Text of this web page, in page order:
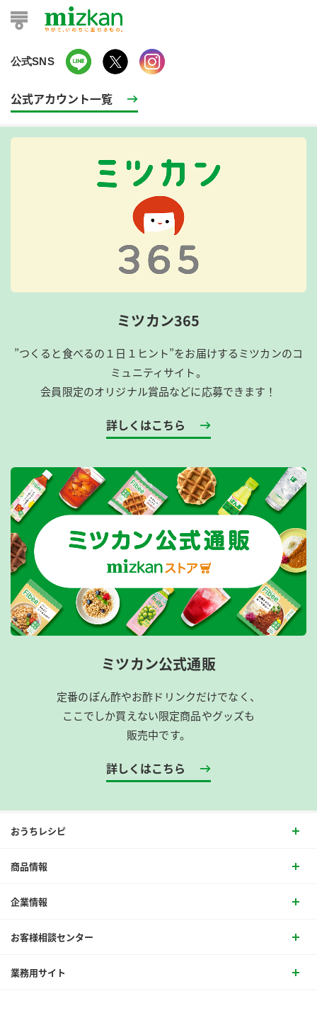
公式SNS
公式アカウント一覧
ミツカン365
”つくると食べるの１日１ヒント”をお届けするミツカンのコ
ミュニティサイト。
会員限定のオリジナル賞品などに応募できます！
詳しくはこちら
ミツカン公式通販
定番のぽん酢やお酢ドリンクだけでなく、
ここでしか買えない限定商品やグッズも
販売中です。
詳しくはこちら
おうちレシピ
商品情報
企業情報
お客様相談センター
業務用サイト